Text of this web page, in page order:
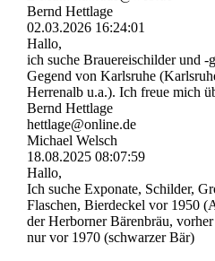
Bernd Hettlage
02.03.2026 16:24:01
Hallo,
ich suche Brauereischilder und -
Gegend von Karlsruhe
Herrenalb u.a.). Ich freue mich
Bernd Hettlage
hettlage@online.de
Michael Welsch
18.08.2025 08:07:59
Hallo,
Ich suche Exponate, Schilder,
Flaschen, Bierdeckel vor 1950
der Herborner Bärenbräu,
nur vor 1970 (schwarzer Bär)